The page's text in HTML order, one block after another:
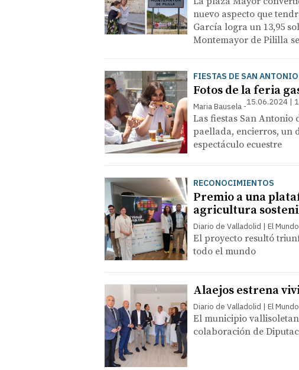
nuevo aspecto que
García logra un 13,95
Montemayor de Pililla
FIESTAS DE SAN
Fotos de la feria
Maria Bausela 15.06.2024 |
Las fiestas San Antonio
paellada, encierros, un
espectáculo ecuestre
RECONOCIMIENTOS
Premio a una
agricultura
Diario de Valladolid | El Mundo
El proyecto resultó
todo el mundo
Alaejos estrena
Diario de Valladolid | El Mundo
El municipio
colaboración de